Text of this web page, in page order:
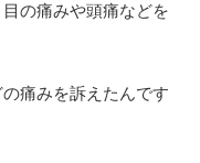
の痛みや頭痛などを
痛みを訴えたんです